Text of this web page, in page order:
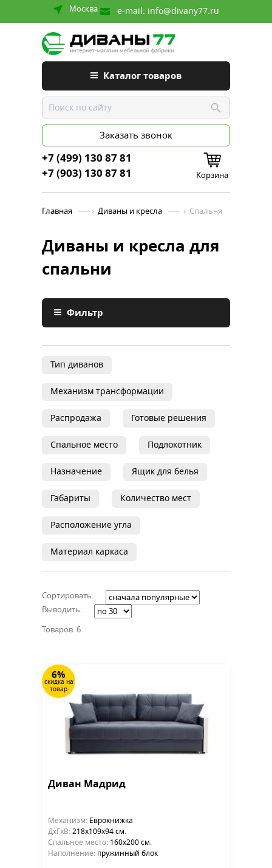
Москва e-mail: info@divany77.ru
Каталог товаров
Заказать звонок
+7 (499) 130 87 81
+7 (903) 130 87 81
Корзина
Главная › Диваны и кресла › Спальня
Диваны и кресла для
спальни
Фильтр
Тип диванов
Механизм трансформации
Распродажа Готовые решения
Спальное место Подлокотник
Назначение Ящик для белья
Габариты Количество мест
Расположение угла
Материал каркаса
Сортировать:
Выводить:
Товаров: 6
6%
скидка на
товар
Диван Мадрид
Механизм: Еврокнижка
ДхГхВ: 218х109x94 см.
Cпальное место: 160х200 см.
Наполнение: пружинный блок